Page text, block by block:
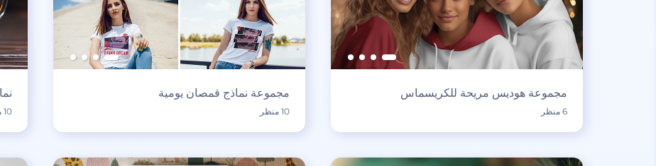
مجموعة هوديس مريحة للكريسماس
6 منظر
مجموعة نماذج قمصان يومية
10 منظر 10 منظر